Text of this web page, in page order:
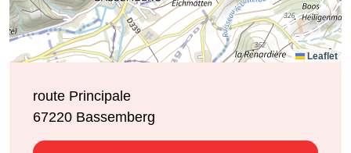
Leaflet
route Principale
67220 Bassemberg